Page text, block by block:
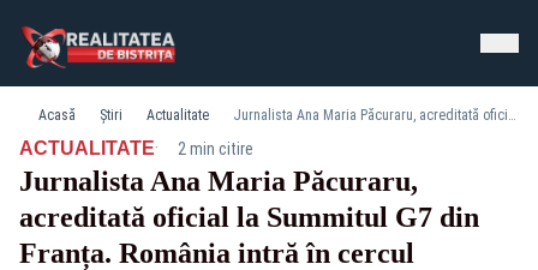
Acasă Știri Actualitate Jurnalista Ana Maria Păcuraru, acreditată oficial la Summitul G7 din Franța. România intră în cercul restrâns al marilor decidenți ai lumii
ACTUALITATE· 2 min citire
Jurnalista Ana Maria Păcuraru,
acreditată oficial la Summitul G7 din
Franța. România intră în cercul